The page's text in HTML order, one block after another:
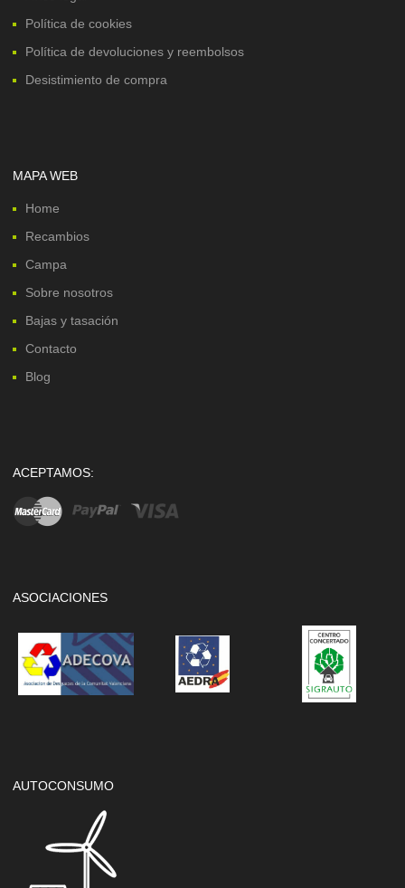
Política de cookies
Política de devoluciones y reembolsos
Desistimiento de compra
MAPA WEB
Home
Recambios
Campa
Sobre nosotros
Bajas y tasación
Contacto
Blog
ACEPTAMOS:
ASOCIACIONES
AUTOCONSUMO